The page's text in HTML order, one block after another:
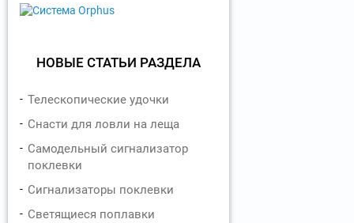
НОВЫЕ СТАТЬИ РАЗДЕЛА
Телескопические удочки
Снасти для ловли на леща
Самодельный сигнализатор
поклевки
Сигнализаторы поклевки
Светящиеся поплавки